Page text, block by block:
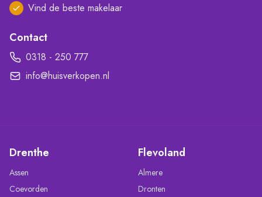
Vind de beste makelaar
Contact
0318 - 250 777
info@huisverkopen.nl
Drenthe
Assen
Coevorden
Flevoland
Almere
Dronten